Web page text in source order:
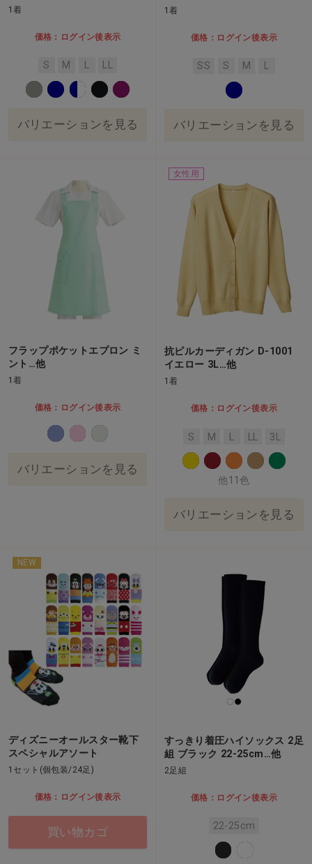
1着
価格：ログイン後表示
S M L LL
バリエーションを見る
1着
価格：ログイン後表示
SS S M L
バリエーションを見る
フラップポケットエプロン ミ
ント…他
1着
価格：ログイン後表示
バリエーションを見る
女性用
抗ピルカーディガン D-1001
イエロー 3L…他
1着
価格：ログイン後表示
S M 3L
他11色
バリエーションを見る
NEW
ディズニーオールスター靴下
スペシャルアソート
1セット(個包装/24足)
価格：ログイン後表示
買い物カゴ
すっきり着圧ハイソックス 2足
組 ブラック 22-25cm…他
2足組
価格：ログイン後表示
22-25cm